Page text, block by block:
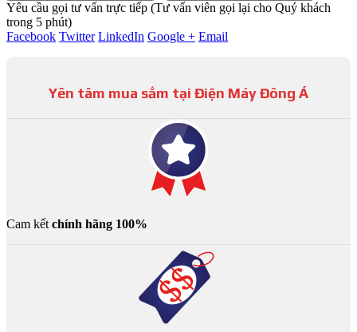
Yêu cầu gọi tư vấn trực tiếp (Tư vấn viên gọi lại cho Quý khách
trong 5 phút)
Facebook Twitter LinkedIn Google + Email
Yên tâm mua sắm tại Điện Máy Đông Á
Cam kết chính hãng 100%